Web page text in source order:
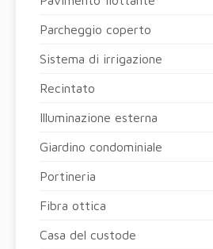
Parcheggio coperto
Sistema di irrigazione
Recintato
Illuminazione esterna
Giardino condominiale
Portineria
Fibra ottica
Casa del custode